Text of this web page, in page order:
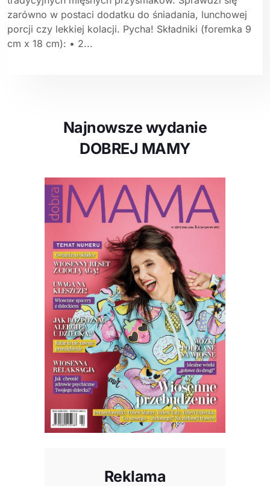
zarówno w postaci dodatku do śniadania, lunchowej
porcji czy lekkiej kolacji. Pycha! Składniki (foremka 9
cm x 18 cm): • 2...
Najnowsze wydanie
DOBREJ MAMY
Reklama